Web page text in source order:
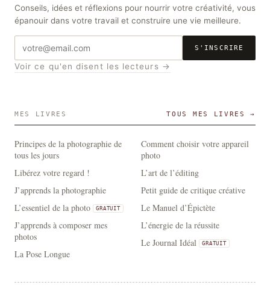
Conseils, idées et réflexions pour nourrir votre créativité, vous
épanouir dans votre travail et construire une vie meilleure.
Adresse
e-
mail
S'INSCRIRE
Voir ce qu'en disent les lecteurs →
MES LIVRES TOUS MES LIVRES →
Principes de la photographie de
tous les jours
Libérez votre regard !
J’apprends la photographie
L’essentiel de la photo
GRATUIT
J’apprends à composer mes
photos
La Pose Longue
Comment choisir votre appareil
photo
L’art de l’éditing
Petit guide de critique créative
Le Manuel d’Épictète
L’énergie de la réussite
Le Journal Idéal
GRATUIT